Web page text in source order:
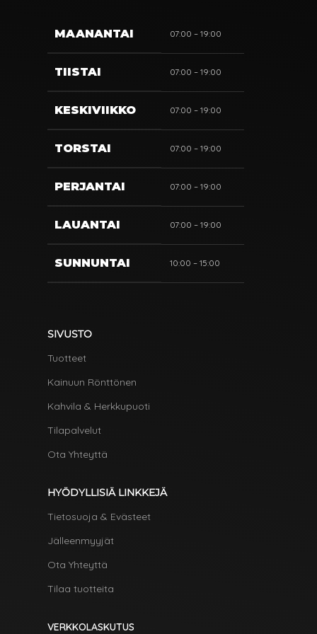
LisätietojaMAANANTAI 07:00 – 19:00
TIISTAI 07:00 – 19:00
KESKIVIIKKO 07:00 – 19:00
TORSTAI 07:00 – 19:00
PERJANTAI 07:00 – 19:00
LAUANTAI 07:00 – 19:00
SUNNUNTAI 10:00 – 15:00
SIVUSTO
Tuotteet
Kainuun Rönttönen
Kahvila & Herkkupuoti
Tilapalvelut
Ota Yhteyttä
HYÖDYLLISIÄ LINKKEJÄ
Tietosuoja & Evästeet
Jälleenmyyjät
Ota Yhteyttä
Tilaa tuotteita
VERKKOLASKUTUS